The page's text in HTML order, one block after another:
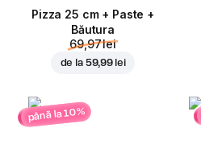
Pizza 25 cm + Paste +
Băutura
69,97 lei
de la 59,99 lei
până la 10%